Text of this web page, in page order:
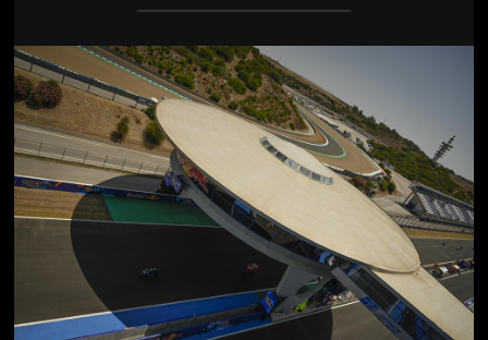
Jön még kép!